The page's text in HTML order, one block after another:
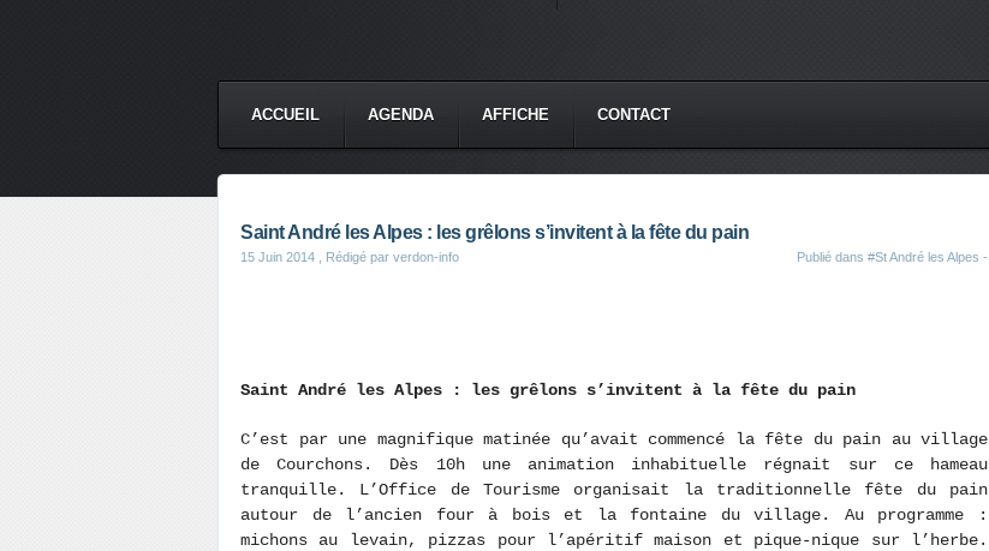
ACCUEIL AGENDA AFFICHE CONTACT
Saint André les Alpes : les grêlons s’invitent à la fête du pain
15 Juin 2014 , Rédigé par verdon-info Publié dans #St André les Alpes -
Saint André les Alpes : les grêlons s’invitent à la fête du pain
C’est par une magnifique matinée qu’avait commencé la fête du pain au village
de Courchons. Dès 10h une animation inhabituelle régnait sur ce hameau
tranquille. L’Office de Tourisme organisait la traditionnelle fête du pain
autour de l’ancien four à bois et la fontaine du village. Au programme :
michons au levain, pizzas pour l’apéritif maison et pique-nique sur l’herbe.